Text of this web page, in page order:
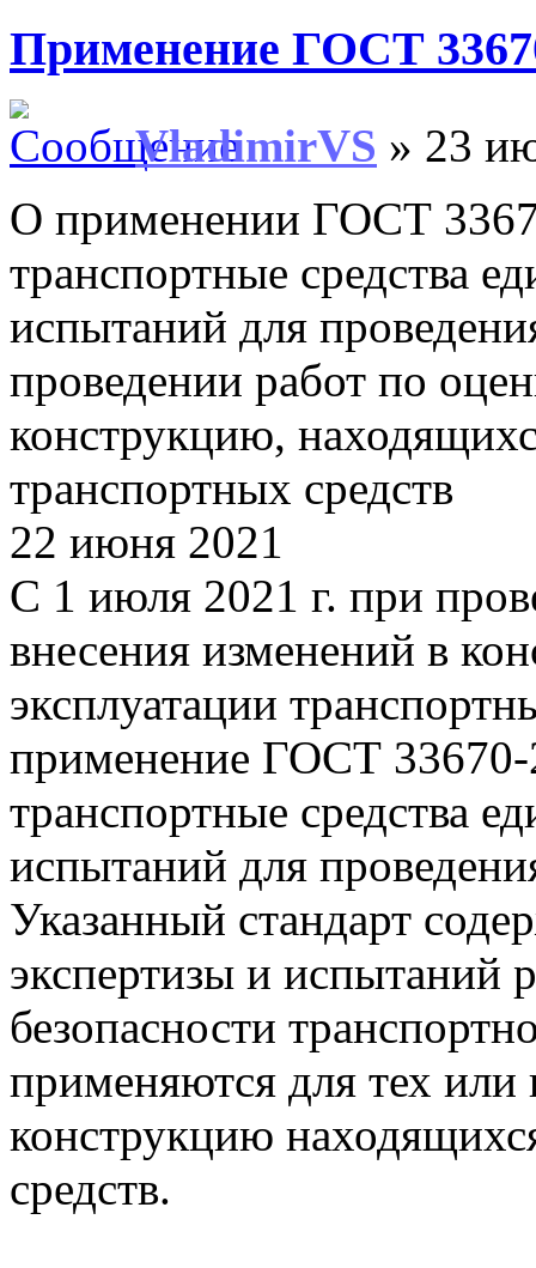
Применение ГОСТ
VladimirVS » 23
О применении ГОСТ
транспортные средства
испытаний для
проведении работ по
конструкцию,
транспортных средств
22 июня 2021
С 1 июля 2021 г. при
внесения изменений в
эксплуатации
применение ГОСТ
транспортные средства
испытаний для
Указанный стандарт
экспертизы и испытаний
безопасности
применяются для тех
конструкцию
средств.